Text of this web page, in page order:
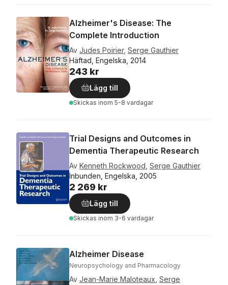
Alzheimer's Disease: The
Complete Introduction
Av Judes Poirier, Serge Gauthier
Häftad, Engelska, 2014
243 kr
Lägg till
Skickas inom 5-8 vardagar
Trial Designs and Outcomes in
Dementia Therapeutic Research
Av Kenneth Rockwood Serge Gauthier
Inbunden, Engelska, 2005
2 269 kr
Lägg till
Skickas inom 3-6 vardagar
Alzheimer Disease
Neuropsychology and Pharmacology
Av Jean-Marie Maloteaux Serge